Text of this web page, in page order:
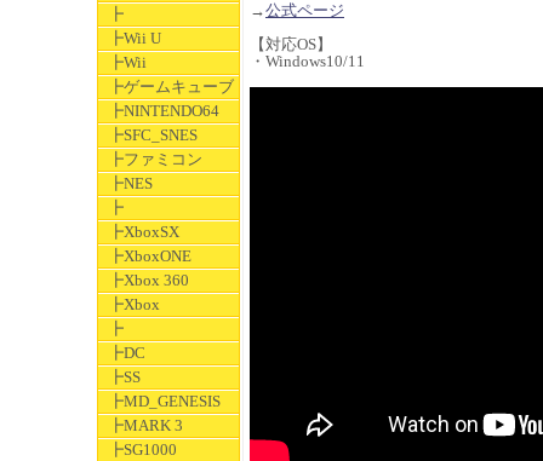
┣
┣Wii U
┣Wii
┣ゲームキューブ
┣NINTENDO64
┣SFC_SNES
┣ファミコン
┣NES
┣
┣XboxSX
┣XboxONE
┣Xbox 360
┣Xbox
┣
┣DC
┣SS
┣MD_GENESIS
┣MARK 3
┣SG1000
→公式ページ
【対応OS】
・Windows10/11